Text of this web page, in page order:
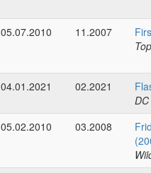
05.07.2010 11.2007
04.01.2021 02.2021
05.02.2010
03.2008